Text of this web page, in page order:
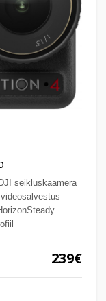
seikluskaamera
239€